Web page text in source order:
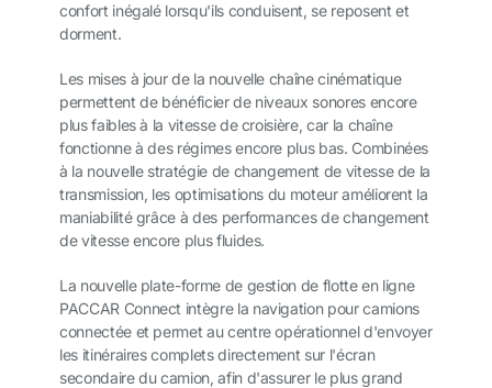
confort inégalé lorsqu'ils conduisent, se reposent et
dorment.
Les mises à jour de la nouvelle chaîne cinématique
permettent de bénéficier de niveaux sonores encore
plus faibles à la vitesse de croisière, car la chaîne
fonctionne à des régimes encore plus bas. Combinées
à la nouvelle stratégie de changement de vitesse de la
transmission, les optimisations du moteur améliorent la
maniabilité grâce à des performances de changement
de vitesse encore plus fluides.
La nouvelle plate-forme de gestion de flotte en ligne
PACCAR Connect intègre la navigation pour camions
connectée et permet au centre opérationnel d'envoyer
les itinéraires complets directement sur l'écran
secondaire du camion, afin d'assurer le plus grand